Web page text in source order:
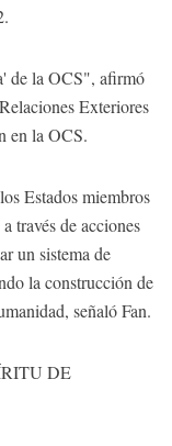
de la OCS", afirmó
Exteriores
en la OCS.
Estados miembros
través de acciones
un sistema de
la construcción de
señaló Fan.
DE